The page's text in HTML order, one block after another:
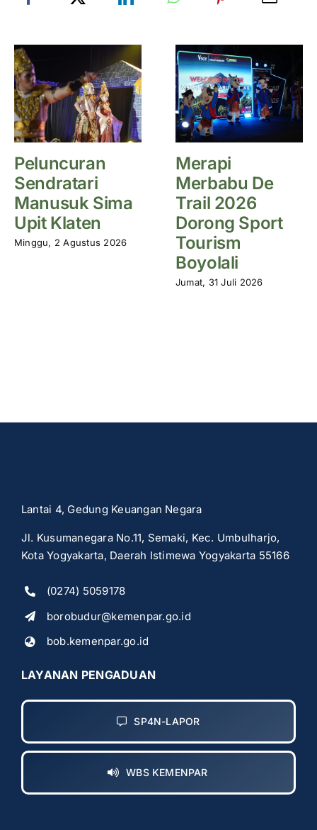
Peluncuran
Sendratari
Manusuk Sima
Upit Klaten
Minggu, 2 Agustus 2026
Merapi
Merbabu De
Trail 2026
Dorong Sport
Tourism
Boyolali
Jumat, 31 Juli 2026
Lantai 4, Gedung Keuangan Negara
Jl. Kusumanegara No.11, Semaki, Kec. Umbulharjo,
Kota Yogyakarta, Daerah Istimewa Yogyakarta 55166
(0274) 5059178
borobudur@kemenpar.go.id
bob.kemenpar.go.id
LAYANAN PENGADUAN
SP4N-LAPOR
WBS KEMENPAR